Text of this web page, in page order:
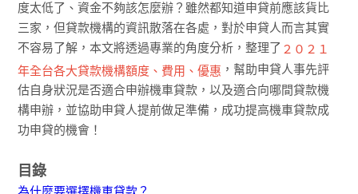
度太低了、資金不夠該怎麼辦？雖然都知道申貸前應該貨比
三家，但貸款機構的資訊散落在各處，對於申貸人而言其實
不容易了解，本文將透過專業的角度分析，整理了 ２０２１
年全台各大貸款機構額度、費用、優惠 ，幫助申貸人事先評
估自身狀況是否適合申辦機車貸款，以及適合向哪間貸款機
構申辦，並協助申貸人提前做足準備，成功提高機車貸款成
功申貸的機會！
目錄